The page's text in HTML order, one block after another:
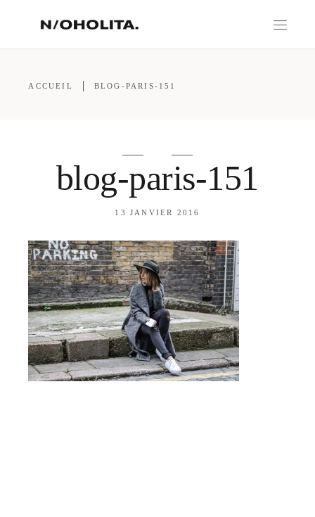
ACCUEIL BLOG-PARIS-151
blog-paris-151
13 JANVIER 2016